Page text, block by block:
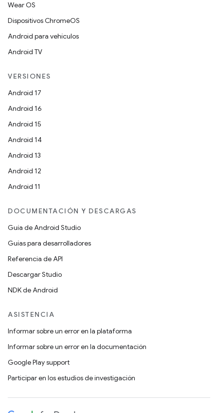
Wear OS
Dispositivos ChromeOS
Android para vehículos
Android TV
VERSIONES
Android 17
Android 16
Android 15
Android 14
Android 13
Android 12
Android 11
DOCUMENTACIÓN Y DESCARGAS
Guía de Android Studio
Guías para desarrolladores
Referencia de API
Descargar Studio
NDK de Android
ASISTENCIA
Informar sobre un error en la plataforma
Informar sobre un error en la documentación
Google Play support
Participar en los estudios de investigación